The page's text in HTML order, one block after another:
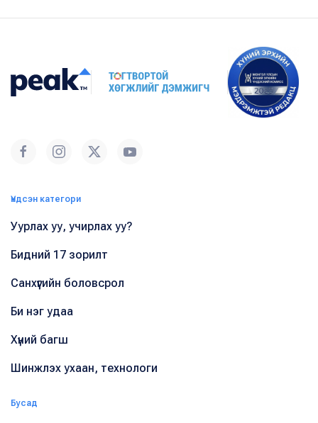
Үндсэн категори
Уурлах уу, учирлах уу?
Бидний 17 зорилт
Санхүүгийн боловсрол
Би нэг удаа
Хүний багш
Шинжлэх ухаан, технологи
Бусад